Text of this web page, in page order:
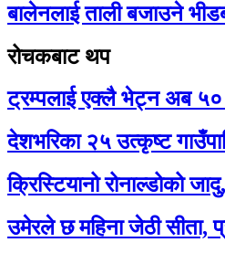
बालेनलाई ताली बजाउने
रोचकबाट थप
ट्रम्पलाई एक्लै भेट्न अब ५०
देशभरिका २५ उत्कृष्ट
क्रिस्टियानो रोनाल्डोको
उमेरले छ महिना जेठी